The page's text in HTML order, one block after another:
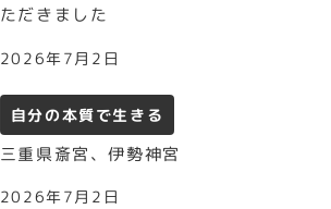
ただきました
2026年7月2日
自分の本質で生きる
三重県斎宮、伊勢神宮
2026年7月2日